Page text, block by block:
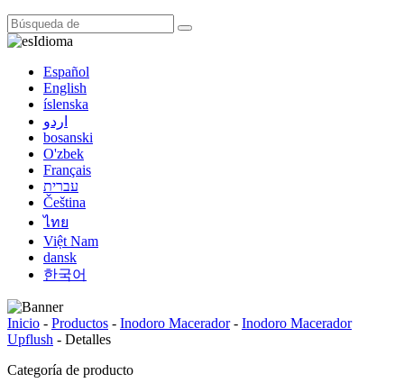
Idioma
Español
English
íslenska
اردو
bosanski
O'zbek
Français
עברית
Čeština
ไทย
Việt Nam
dansk
한국어
Inicio - Productos - Inodoro Macerador- Inodoro Macerador
Upflush - Detalles
Categoría de producto